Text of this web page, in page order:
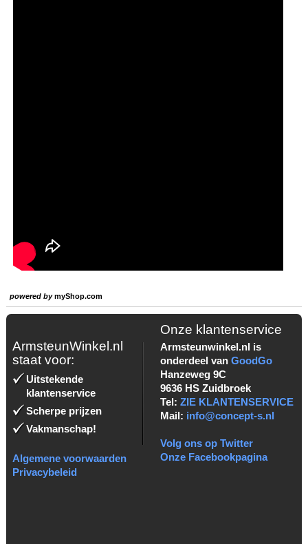
powered bymyShop.com
ArmsteunWinkel.nl
staat voor:
Uitstekende
klantenservice
Scherpe prijzen
Vakmanschap!
Algemene voorwaarden
Privacybeleid
Onze klantenservice
Armsteunwinkel.nl is
onderdeel van GoodGo
Hanzeweg 9C
9636 HS Zuidbroek
Tel: ZIE KLANTENSERVICE
Mail: info@concept-s.nl
Volg ons op Twitter
Onze Facebookpagina